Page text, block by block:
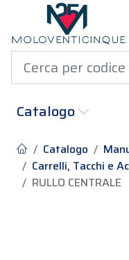
Catalogo
Catalogo
Carrelli, Tacchi e
RULLO CENTRALE